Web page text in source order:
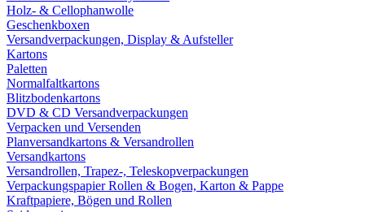
Holz- & Cellophanwolle
Geschenkboxen
Versandverpackungen, Display & Aufsteller
Kartons
Paletten
Normalfaltkartons
Blitzbodenkartons
DVD & CD Versandverpackungen
Verpacken und Versenden
Planversandkartons & Versandrollen
Versandkartons
Versandrollen, Trapez-, Teleskopverpackungen
Verpackungspapier Rollen & Bogen, Karton & Pappe
Kraftpapiere, Bögen und Rollen